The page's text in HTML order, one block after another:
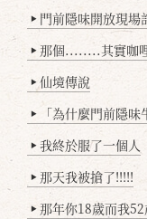
▶ 門前隱味開放現場
▶ 那個........其實咖
▶ 仙境傳說
▶ 「為什麼門前隱味牛
▶ 我終於服了一個人
▶ 那天我被搶了!!!!!
▶ 那年你18歲而我